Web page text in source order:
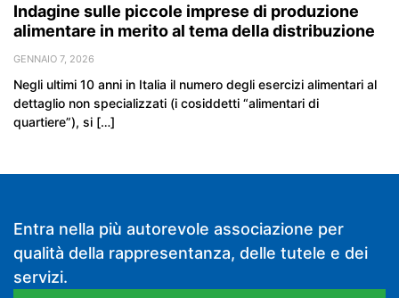
Indagine sulle piccole imprese di produzione
alimentare in merito al tema della distribuzione
GENNAIO 7, 2026
Negli ultimi 10 anni in Italia il numero degli esercizi alimentari al
dettaglio non specializzati (i cosiddetti “alimentari di
quartiere”), si […]
Entra nella più autorevole associazione per
qualità della rappresentanza, delle tutele e dei
servizi.